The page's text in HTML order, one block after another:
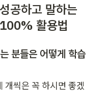
공하고 말하는
활용법
분들은 어떻게 학습
개씩은 꼭 하시면 좋겠